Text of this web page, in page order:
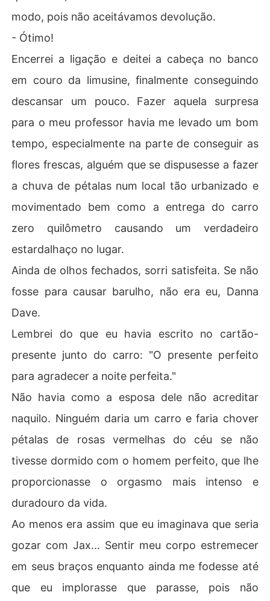
modo, pois não aceitávamos devolução.
- Ótimo!
Encerrei a ligação e deitei a cabeça no banco
em couro da limusine, finalmente conseguindo
descansar um pouco. Fazer aquela surpresa
para o meu professor havia me levado um bom
tempo, especialmente na parte de conseguir as
flores frescas, alguém que se dispusesse a fazer
a chuva de pétalas num local tão urbanizado e
movimentado bem como a entrega do carro
zero quilômetro causando um verdadeiro
estardalhaço no lugar.
Ainda de olhos fechados, sorri satisfeita. Se não
fosse para causar barulho, não era eu, Danna
Dave.
Lembrei do que eu havia escrito no cartão-
presente junto do carro: "O presente perfeito
para agradecer a noite perfeita."
Não havia como a esposa dele não acreditar
naquilo. Ninguém daria um carro e faria chover
pétalas de rosas vermelhas do céu se não
tivesse dormido com o homem perfeito, que lhe
proporcionasse o orgasmo mais intenso e
duradouro da vida.
Ao menos era assim que eu imaginava que seria
gozar com Jax... Sentir meu corpo estremecer
em seus braços enquanto ainda me fodesse até
que eu implorasse que parasse, pois não